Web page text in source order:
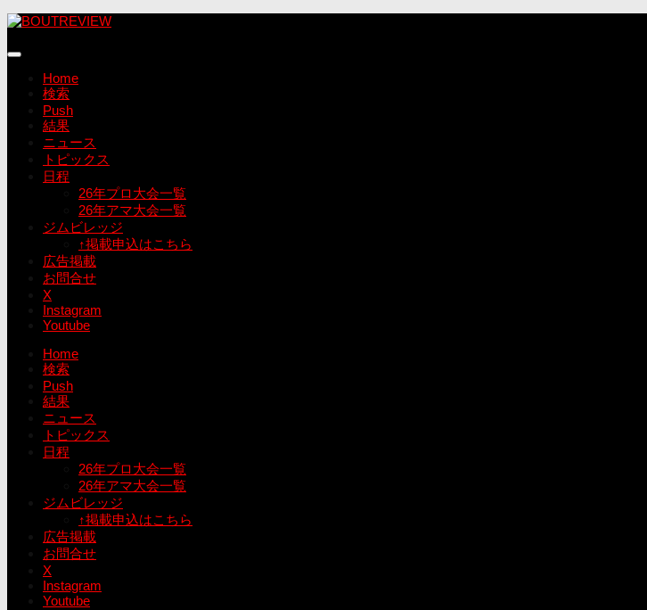
コ
テ
Home
検索
Push
結果
ニュース
トピックス
日程
26年プロ大会一覧
26年アマ大会一覧
ジムビレッジ
↑掲載申込はこちら
広告掲載
お問合せ
X
Instagram
Youtube
Home
検索
Push
結果
ニュース
トピックス
日程
26年プロ大会一覧
26年アマ大会一覧
ジムビレッジ
↑掲載申込はこちら
広告掲載
お問合せ
X
Instagram
Youtube